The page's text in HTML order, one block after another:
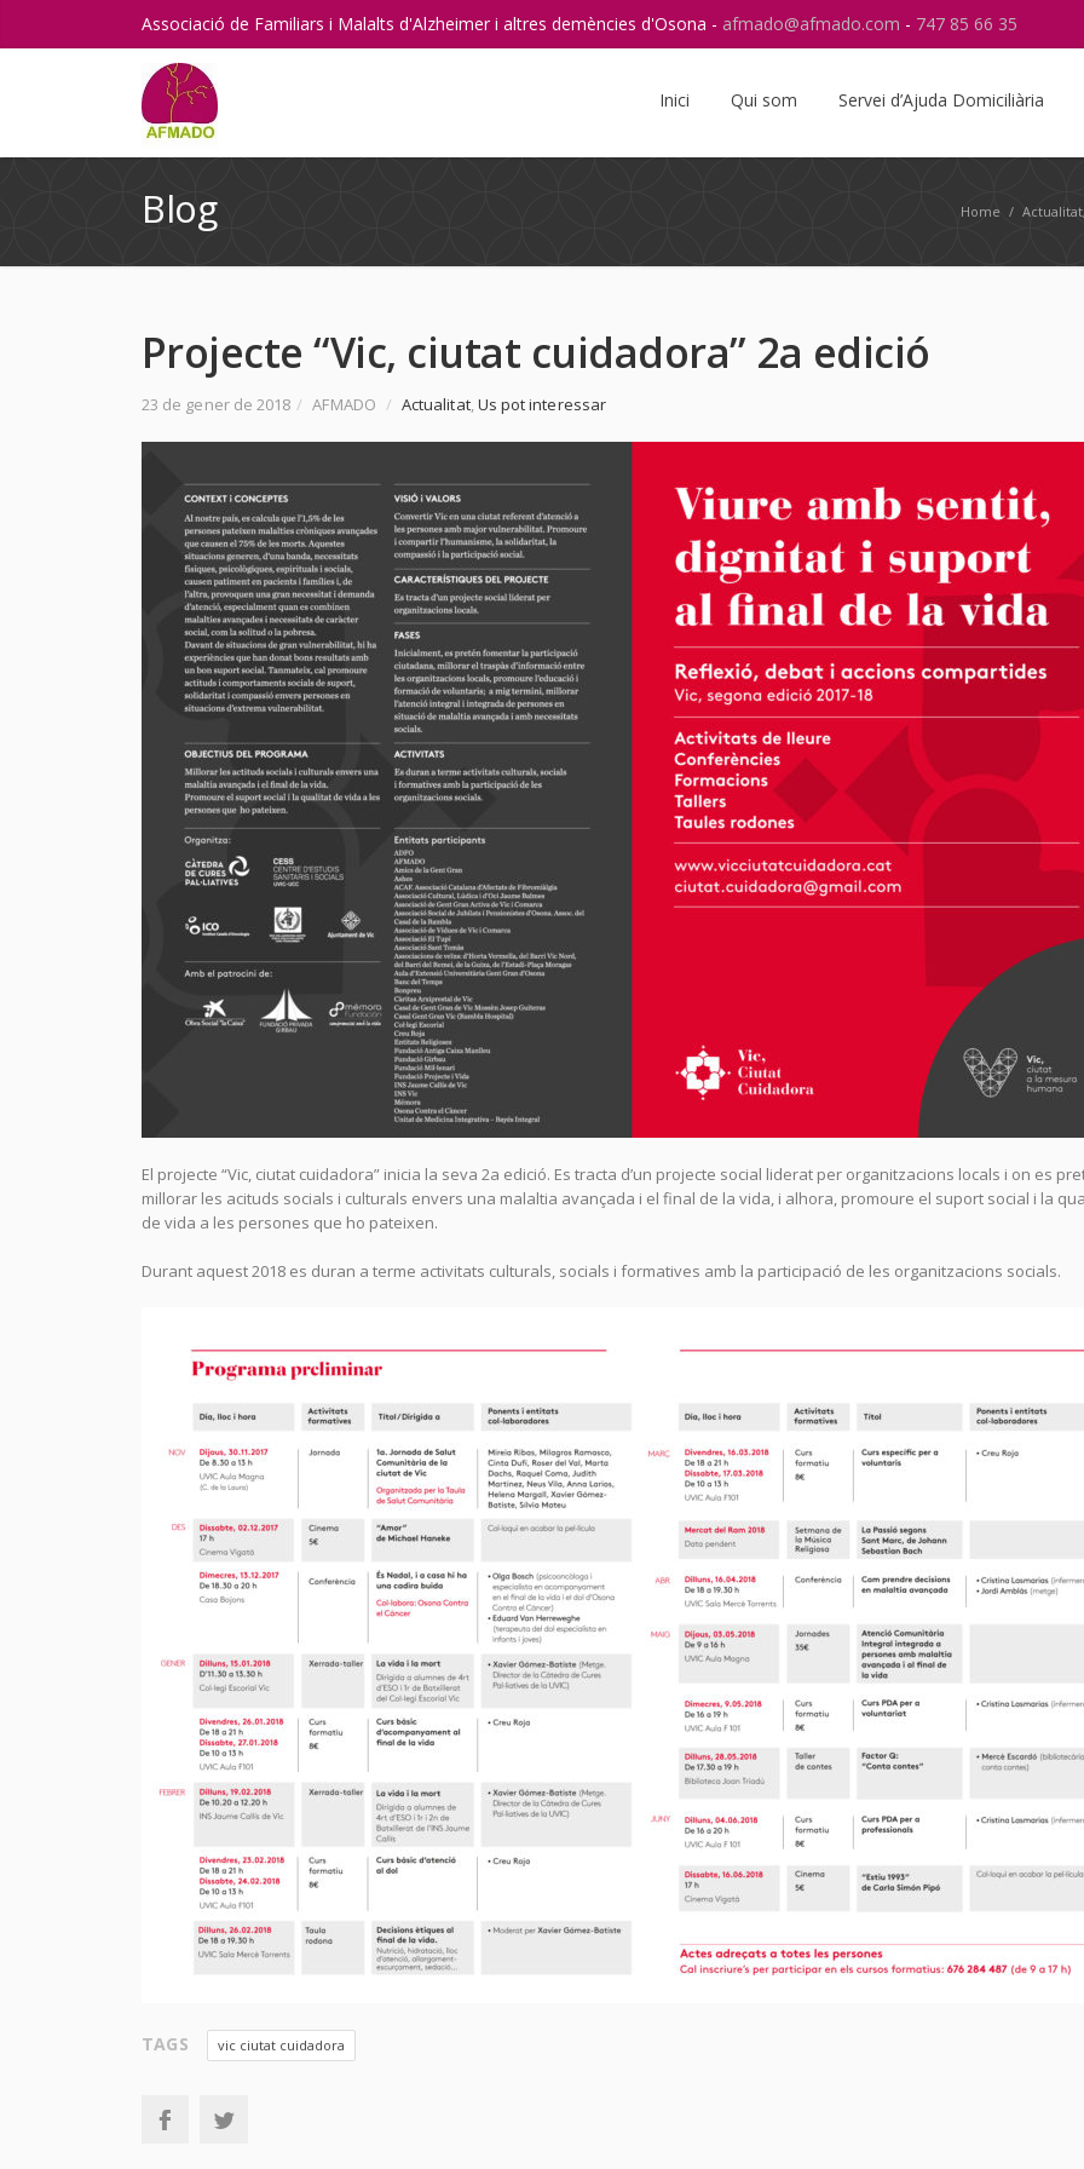
Associació de Familiars i Malalts d'Alzheimer i altres demències d'Osona - afmado@afmado.com - 747 85 66 35
Instagram
RSS
Inici Qui som Servei d’Ajuda Domiciliària
Home / Actualitat,
Blog
Projecte “Vic, ciutat cuidadora” 2a edició
23 de gener de 2018 / AFMADO / Actualitat,Us pot interessar
El projecte “Vic, ciutat cuidadora” inicia la seva 2a edició. Es tracta d’un projecte social liderat per organitzacions locals i on es
millorar les acituds socials i culturals envers una malaltia avançada i el final de la vida, i alhora, promoure el suport social i la
de vida a les persones que ho pateixen.
Durant aquest 2018 es duran a terme activitats culturals, socials i formatives amb la participació de les organitzacions socials.
TAGS vic ciutat cuidadora